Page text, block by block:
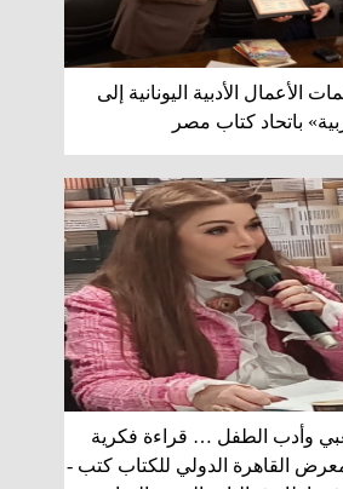
الأعمال الأدبية اليونانية إلى
باتحاد كتاب مصر
وأدب الطفل … قراءة فكرية
القاهرة الدولي للكتاب كتب -